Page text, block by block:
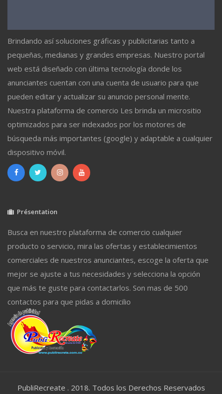
Brindando así soluciones gráficas y publicitarias tanto a
pequeñas, medianas y grandes empresas. Nuestro portal
web está diseñado con última tecnología donde los
anunciantes cuentan con una cuenta de usuario para que
pueden editar y actualizar su anuncio personal mente.
Nuestra plataforma de comercio Les brinda un micrositio
optimizados para ser indexados por los motores de
búsqueda más importantes (google) y adaptable a cualquier
dispositivo móvil.
Présentation
Busca en nuestro plataforma de comercio cualquier
producto o servicio, mira las ofertas y establecimientos
comerciales de nuestros anunciantes, escoge la oferta que
mejor se ajuste a tus necesidades y selecciona la opción
que más te guste para contactarlos. Son mas de 500
contactos para que pidas a domicilio
PubliRecreate . 2018. Todos los Derechos Reservados